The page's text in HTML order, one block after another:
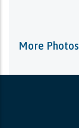
More Photos